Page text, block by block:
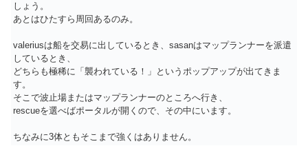
しょう。
あとはひたすら周回あるのみ。
valeriusは船を交易に出しているとき、sasanはマップランナーを派遣
しているとき、
どちらも極稀に「襲われている！」というポップアップが出てきま
す。
そこで波止場またはマップランナーのところへ行き、
rescueを選べばポータルが開くので、その中にいます。
ちなみに3体ともそこまで強くはありません。